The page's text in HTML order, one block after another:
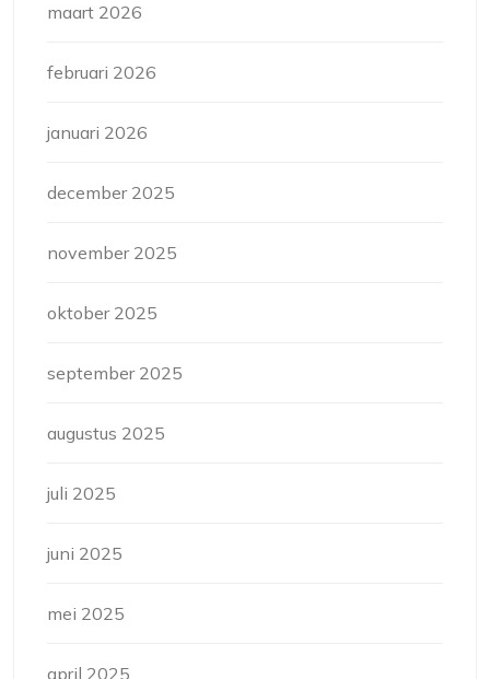
maart 2026
februari 2026
januari 2026
december 2025
november 2025
oktober 2025
september 2025
augustus 2025
juli 2025
juni 2025
mei 2025
april 2025